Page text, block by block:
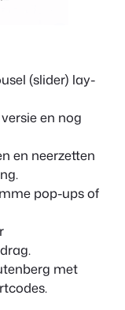
(slider) lay-
en nog
en neerzetten
pop-ups of
met